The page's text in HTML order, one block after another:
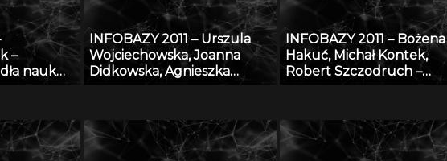
–
nauk
INFOBAZY 2011 – Urszula
Wojciechowska, Joanna
Didkowska, Agnieszka
wymiany wiedzy o
zagrożeniu nowotworami
złośliwymi
INFOBAZY 2011 – Bożena
Hakuć, Michał Kontek,
Robert Szczodruch –
Pomorskiej Bibliotece
Cyfrowej